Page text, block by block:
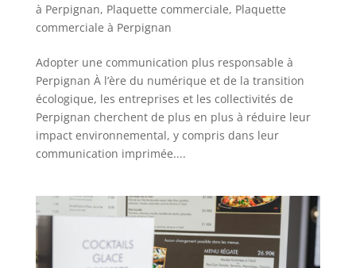
à Perpignan, Plaquette commerciale, Plaquette
commerciale à Perpignan
Adopter une communication plus responsable à
Perpignan À l’ère du numérique et de la transition
écologique, les entreprises et les collectivités de
Perpignan cherchent de plus en plus à réduire leur
impact environnemental, y compris dans leur
communication imprimée....